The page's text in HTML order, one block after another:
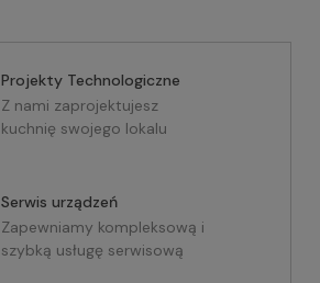
Projekty Technologiczne
Z nami zaprojektujesz
kuchnię swojego lokalu
Serwis urządzeń
Zapewniamy kompleksową i
szybką usługę serwisową